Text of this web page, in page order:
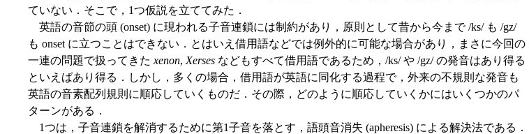
ていない．そこで，1つ仮説を立ててみた．
英語の音節の頭 (onset) に現われる子音連鎖には制約があり，原則として昔から今まで /ks/ も /gz/
も onset に立つことはできない．とはいえ借用語などでは例外的に可能な場合があり，まさに今回の
一連の問題で扱ってきた xenon, Xerses などもすべて借用語であるため，/ks/ や /gz/ の発音はあり得る
といえばあり得る．しかし，多くの場合，借用語が英語に同化する過程で，外来の不規則な発音も
英語の音素配列規則に順応していくものだ．その際，どのように順応していくかにはいくつかのパ
ターンがある．
1つは，子音連鎖を解消するために第1子音を落とす，語頭音消失 (apheresis) による解決法である．